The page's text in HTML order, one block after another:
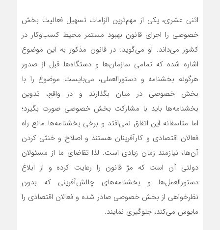
اثنی عشری، یکی از مهم‌ترین الزامات تسهیل فعالیت بخش
خصوصی را اجرای قانون بهبود مستمر محیط کسب‌وکار در
کشور می‌داند. او می‌گوید: در قانون مذکور به این موضوع
اشاره شده که تمامی سازمان‌ها و دستگاه‌ها قبل از صدور
هرگونه بخشنامه و دستورالعملی، می‌بایست موضوع را با
بخش خصوصی در میان بگذارند و در واقع، تدوین
بخشنامه‌ها باید با مشارکت بخش خصوصی صورت بگیرد؛
اما متاسفانه این اتفاق نمی‌افتد و برخی بخشنامه‌ها مانع راه
فعالان اقتصادی و کارآفرینان هستند و اصلاح و خنثی کردن
آن‌ها، نیازمند زمان زیادی است. لذا تقاضای ما از مسئولان
دولتی آن است که مرّ قانون را رعایت کرده و از ابلاغ
دستورالعمل‌ها و بخشنامه‌های چالش‌آفرینی که بدون
نظرخواهی از بخش خصوصی صادر شده و فعالان اقتصادی را
مایوس می‌کند، جلوگیری نمایند.